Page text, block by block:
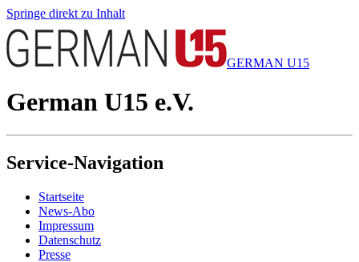
Springe direkt zu Inhalt
GERMAN U15
German U15 e.V.
Service-Navigation
Startseite
News-Abo
Impressum
Datenschutz
Presse